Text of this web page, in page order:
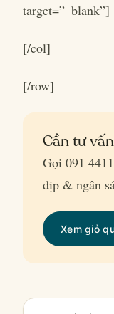
target=”_blank”]
[/col]
[/row]
Cần tư
Gọi 091
dịp & ngân
Xem giỏ